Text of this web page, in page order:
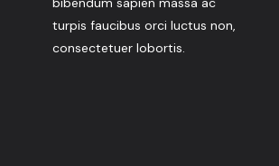
turpis faucibus orci luctus non,
consectetuer lobortis.